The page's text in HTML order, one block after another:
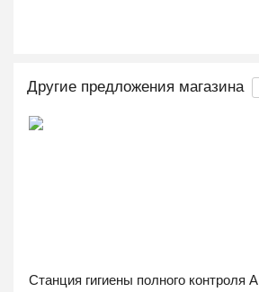
Другие предложения магазина